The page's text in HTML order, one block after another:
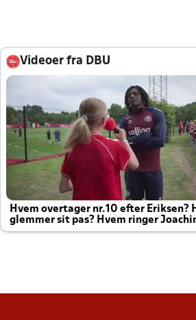
Videoer fra DBU
Hvem overtager nr.10 efter Eriksen?
glemmer sit pas? Hvem ringer
altid til efter kampe?